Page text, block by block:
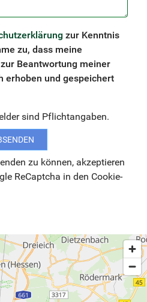
zur Kenntnis
zu, dass meine
Beantwortung meiner
erhoben und gespeichert
sind Pflichtangaben.
zu können, akzeptieren
ReCaptcha in den Cookie-